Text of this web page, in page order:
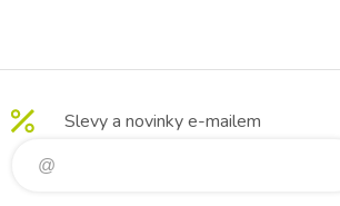
Slevy a novinky e-mailem